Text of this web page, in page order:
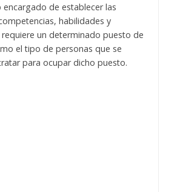
de establecer las
habilidades y
un determinado puesto de
el tipo de personas que se
para ocupar dicho puesto.